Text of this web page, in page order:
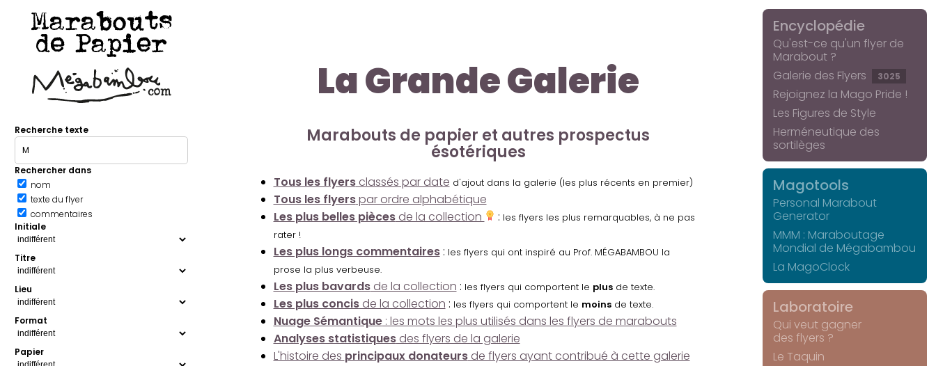
Marabouts
de Papier
Recherche texte
Rechercher dans
nom
texte du flyer
commentaires
Initiale
Titre
Lieu
Format
Papier
La Grande Galerie
Marabouts de papier et autres prospectus
ésotériques
Tous les flyersclassés par date d'ajout dans la galerie (les plus récents en premier)
Tous les flyerspar ordre alphabétique
Les plus belles piècesde la collection : les flyers les plus remarquables, à ne pas
rater !
Les plus longs commentaires: les flyers qui ont inspiré au Prof. MÉGABAMBOU la
prose la plus verbeuse.
Les plus bavardsde la collection : les flyers qui comportent le plusde texte.
Les plus concisde la collection : les flyers qui comportent le moinsde texte.
Nuage Sémantique: les mots les plus utilisés dans les flyers de marabouts
Analyses statistiquesdes flyers de la galerie
L'histoire des principaux donateursde flyers ayant contribué à cette galerie
Encyclopédie
Qu'est-ce qu'un flyer de
Marabout ?
Galerie des Flyers
3025
Rejoignez la Mago Pride !
Les Figures de Style
Herméneutique des
sortilèges
Magotools
Personal Marabout
Generator
MMM : Maraboutage
Mondial de Mégabambou
La MagoClock
Laboratoire
Qui veut gagner
des flyers ?
Le Taquin